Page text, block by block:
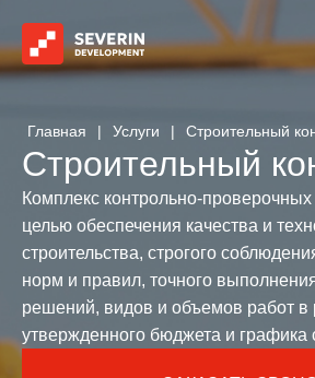
Главная | Услуги | Строительный
Строительный
Комплекс контрольно-
целью обеспечения качества и
строительства, строгого
норм и правил, точного
решений, видов и объемов работ в
утвержденного бюджета и графика